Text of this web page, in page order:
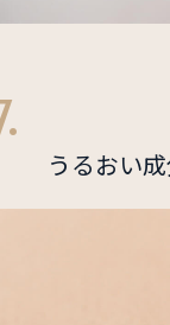
うるおい